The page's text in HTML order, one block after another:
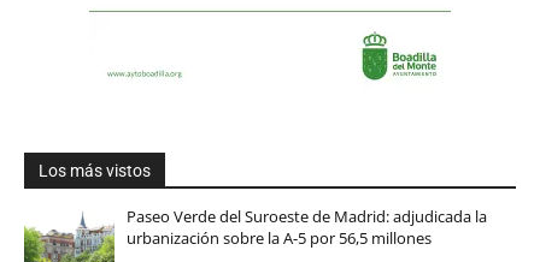
Los más vistos
Paseo Verde del Suroeste de Madrid: adjudicada la
urbanización sobre la A-5 por 56,5 millones